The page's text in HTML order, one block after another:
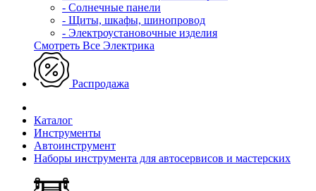
- Солнечные панели
- Щиты, шкафы, шинопровод
- Электроустановочные изделия
Смотреть Все Электрика
Распродажа
Каталог
Инструменты
Автоинструмент
Наборы инструмента для автосервисов и мастерских